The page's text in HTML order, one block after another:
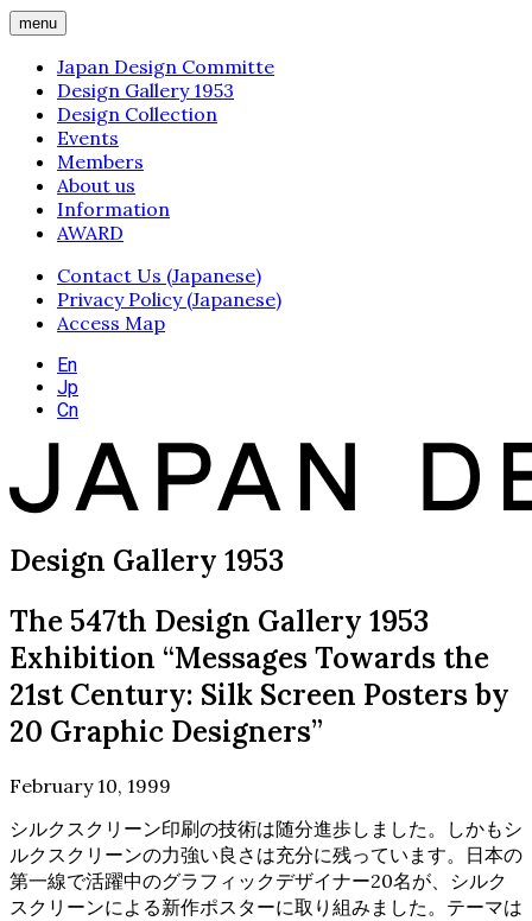
menu
Japan Design Committe
Design Gallery 1953
Design Collection
Events
Members
About us
Information
AWARD
Contact Us (Japanese)
Privacy Policy (Japanese)
Access Map
En
Jp
Cn
Design Gallery 1953
The 547th Design Gallery 1953
Exhibition “Messages Towards the
21st Century: Silk Screen Posters by
20 Graphic Designers”
February 10, 1999
シルクスクリーン印刷の技術は随分進歩しました。しかもシ
ルクスクリーンの力強い良さは充分に残っています。日本の
第一線で活躍中のグラフィックデザイナー20名が、シルク
スクリーンによる新作ポスターに取り組みました。テーマは